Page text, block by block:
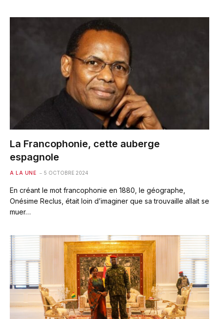
La Francophonie, cette auberge
espagnole
A LA UNE 5 OCTOBRE 2024
En créant le mot francophonie en 1880, le géographe,
Onésime Reclus, était loin d’imaginer que sa trouvaille allait se
muer…